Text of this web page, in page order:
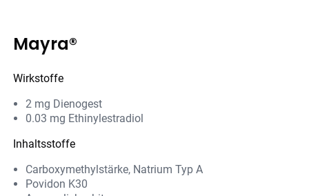
Mayra®
Wirkstoffe
2 mg Dienogest
0.03 mg Ethinylestradiol
Inhaltsstoffe
Carboxymethylstärke, Natrium Typ A
Povidon K30